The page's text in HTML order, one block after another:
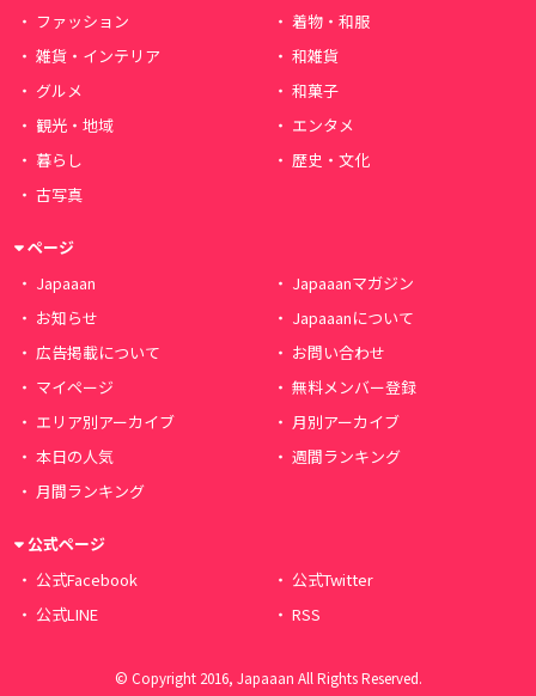
ファッション
着物・和服
雑貨・インテリア
和雑貨
グルメ
和菓子
観光・地域
エンタメ
暮らし
歴史・文化
古写真
ページ
Japaaan
Japaaanマガジン
お知らせ
Japaaanについて
広告掲載について
お問い合わせ
マイページ
無料メンバー登録
エリア別アーカイブ
月別アーカイブ
本日の人気
週間ランキング
月間ランキング
公式ページ
公式Facebook
公式Twitter
公式LINE
RSS
© Copyright 2016, Japaaan All Rights Reserved.